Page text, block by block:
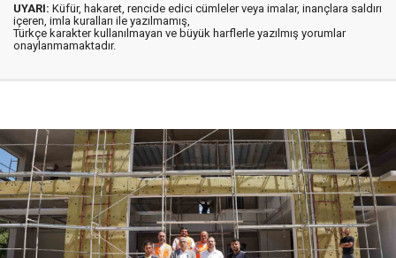
UYARI: Küfür, hakaret, rencide edici cümleler veya imalar, inançlara saldırı
içeren, imla kuralları ile yazılmamış,
Türkçe karakter kullanılmayan ve büyük harflerle yazılmış yorumlar
onaylanmamaktadır.